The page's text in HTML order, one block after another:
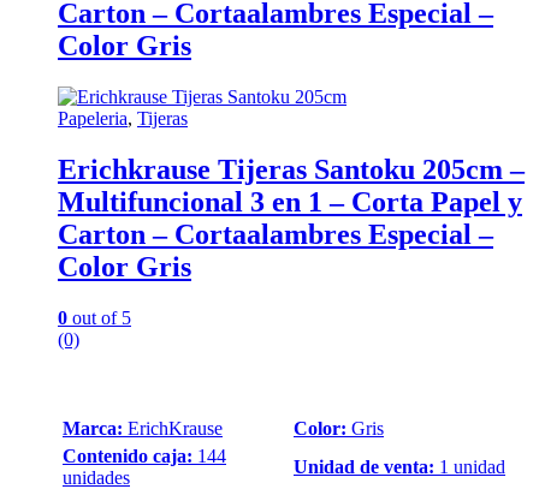
Carton – Cortaalambres Especial –
Color Gris
Papeleria, Tijeras
Erichkrause Tijeras Santoku 205cm –
Multifuncional 3 en 1 – Corta Papel y
Carton – Cortaalambres Especial –
Color Gris
0 out of 5
(0)
Marca: ErichKrause Color: Gris
Contenido caja: 144
unidades
Unidad de venta: 1 unidad